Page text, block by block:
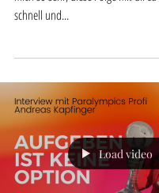
Das erste Podcastinterview im Jahr
Load video